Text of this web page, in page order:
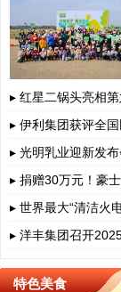
▸ 红星二锅头亮相
▸ 伊利集团获评全
▸ 光明乳业迎新发
▸ 捐赠30万元！豪
▸ 世界最大“清洁火
▸ 洋丰集团召开
特色美食